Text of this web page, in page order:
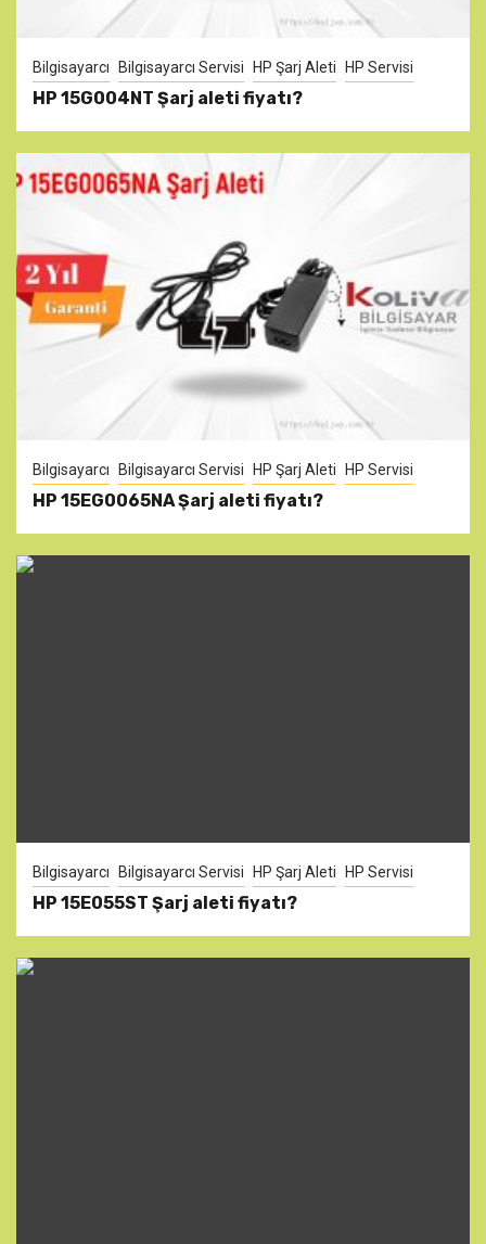
Bilgisayarcı Bilgisayarcı Servisi HP Şarj Aleti HP Servisi
HP 15G004NT Şarj aleti fiyatı?
Bilgisayarcı Bilgisayarcı Servisi HP Şarj Aleti HP Servisi
HP 15EG0065NA Şarj aleti fiyatı?
Bilgisayarcı Bilgisayarcı Servisi HP Şarj Aleti HP Servisi
HP 15E055ST Şarj aleti fiyatı?